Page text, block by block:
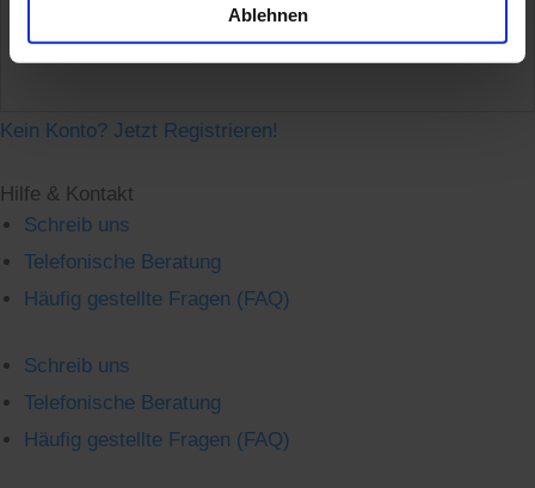
Ablehnen
Kein Konto? Jetzt Registrieren!
Hilfe & Kontakt
Schreib uns
Telefonische Beratung
Häufig gestellte Fragen (FAQ)
Schreib uns
Telefonische Beratung
Häufig gestellte Fragen (FAQ)